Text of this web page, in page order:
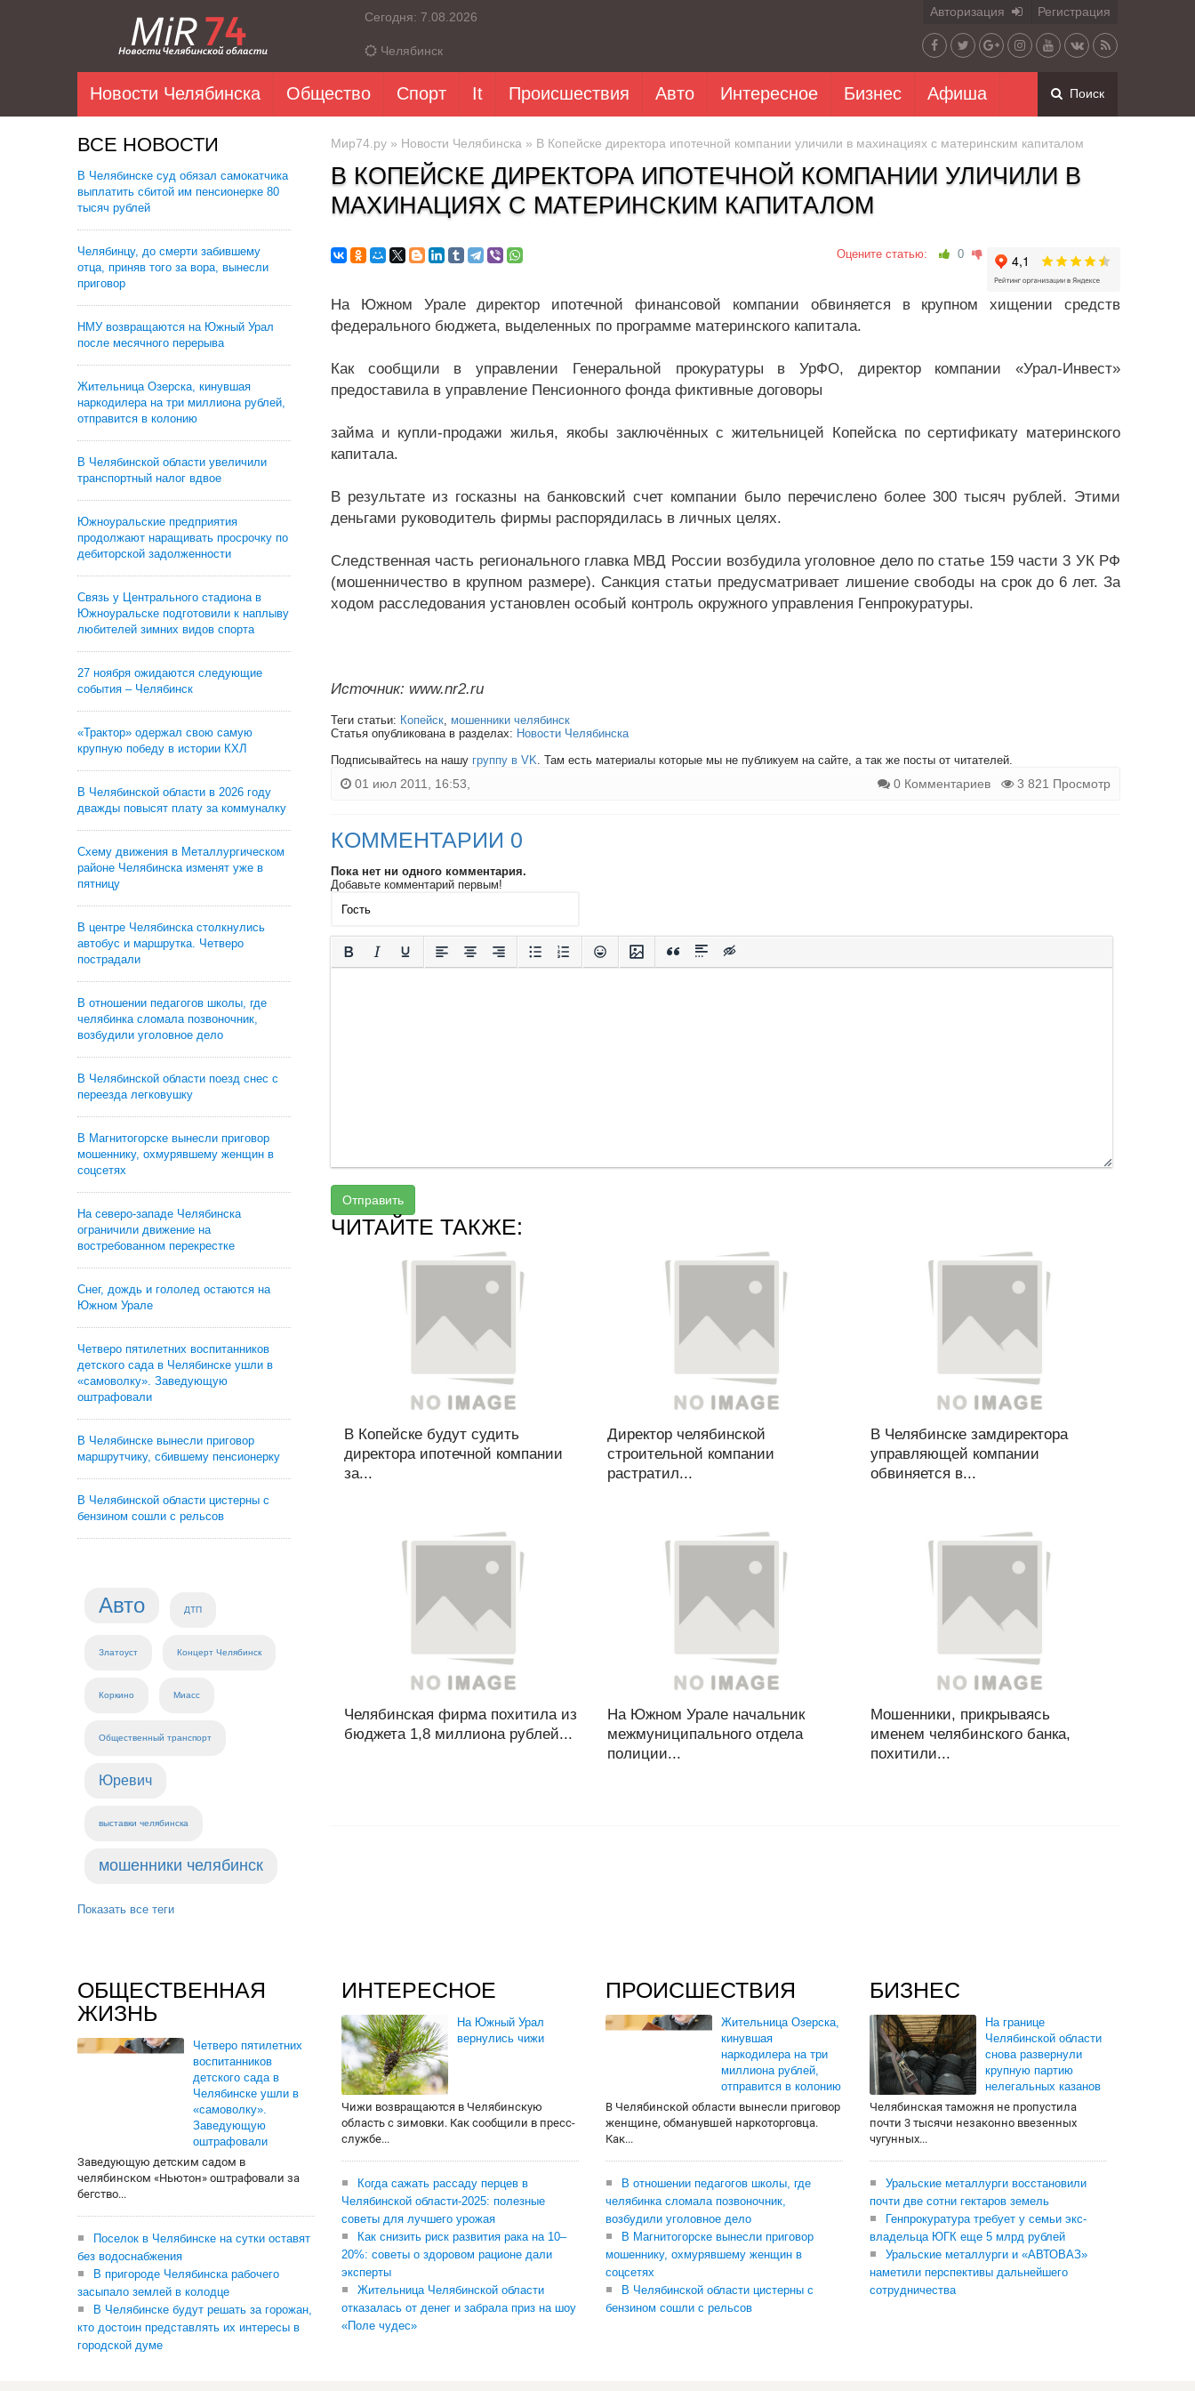
Сегодня: 7.08.2026
Челябинск
Авторизация Регистрация
Новости Челябинска Общество Спорт It Происшествия Авто Интересное Бизнес Афиша Поиск
ВСЕ НОВОСТИ
В Челябинске суд обязал самокатчика
выплатить сбитой им пенсионерке 80
тысяч рублей
Челябинцу, до смерти забившему
отца, приняв того за вора, вынесли
приговор
НМУ возвращаются на Южный Урал
после месячного перерыва
Жительница Озерска, кинувшая
наркодилера на три миллиона рублей,
отправится в колонию
В Челябинской области увеличили
транспортный налог вдвое
Южноуральские предприятия
продолжают наращивать просрочку по
дебиторской задолженности
Связь у Центрального стадиона в
Южноуральске подготовили к наплыву
любителей зимних видов спорта
27 ноября ожидаются следующие
события – Челябинск
«Трактор» одержал свою самую
крупную победу в истории КХЛ
В Челябинской области в 2026 году
дважды повысят плату за коммуналку
Схему движения в Металлургическом
районе Челябинска изменят уже в
пятницу
В центре Челябинска столкнулись
автобус и маршрутка. Четверо
пострадали
В отношении педагогов школы, где
челябинка сломала позвоночник,
возбудили уголовное дело
В Челябинской области поезд снес с
переезда легковушку
В Магнитогорске вынесли приговор
мошеннику, охмурявшему женщин в
соцсетях
На северо-западе Челябинска
ограничили движение на
востребованном перекрестке
Снег, дождь и гололед остаются на
Южном Урале
Четверо пятилетних воспитанников
детского сада в Челябинске ушли в
«самоволку». Заведующую
оштрафовали
В Челябинске вынесли приговор
маршрутчику, сбившему пенсионерку
В Челябинской области цистерны с
бензином сошли с рельсов
Авто ДТП
Златоуст Концерт Челябинск
Коркино Миасс
Общественный транспорт
Юревич
выставки челябинска
мошенники челябинск
Показать все теги
Мир74.ру » Новости Челябинска » В Копейске директора ипотечной компании уличили в махинациях с материнским капиталом
В КОПЕЙСКЕ ДИРЕКТОРА ИПОТЕЧНОЙ КОМПАНИИ УЛИЧИЛИ В
МАХИНАЦИЯХ С МАТЕРИНСКИМ КАПИТАЛОМ
Оцените статью: 0
На Южном Урале директор ипотечной финансовой компании обвиняется в крупном хищении средств
федерального бюджета, выделенных по программе материнского капитала.
Как сообщили в управлении Генеральной прокуратуры в УрФО, директор компании «Урал-Инвест»
предоставила в управление Пенсионного фонда фиктивные договоры
займа и купли-продажи жилья, якобы заключённых с жительницей Копейска по сертификату материнского
капитала.
В результате из госказны на банковский счет компании было перечислено более 300 тысяч рублей. Этими
деньгами руководитель фирмы распорядилась в личных целях.
Следственная часть регионального главка МВД России возбудила уголовное дело по статье 159 части 3 УК РФ
(мошенничество в крупном размере). Санкция статьи предусматривает лишение свободы на срок до 6 лет. За
ходом расследования установлен особый контроль окружного управления Генпрокуратуры.
Источник: www.nr2.ru
Теги статьи: Копейск, мошенники челябинск
Статья опубликована в разделах: Новости Челябинска
Подписывайтесь на нашу группу в VK. Там есть материалы которые мы не публикуем на сайте, а так же посты от читателей.
01 июл 2011, 16:53, 0 Комментариев 3 821 Просмотр
КОММЕНТАРИИ 0
Пока нет ни одного комментария.
Добавьте комментарий первым!
Отправить
ЧИТАЙТЕ ТАКЖЕ:
В Копейске будут судить
директора ипотечной компании
за...
Директор челябинской
строительной компании
растратил...
В Челябинске замдиректора
управляющей компании
обвиняется в...
Челябинская фирма похитила из
бюджета 1,8 миллиона рублей...
На Южном Урале начальник
межмуниципального отдела
полиции...
Мошенники, прикрываясь
именем челябинского банка,
похитили...
ОБЩЕСТВЕННАЯ
ЖИЗНЬ
Четверо пятилетних
воспитанников
детского сада в
Челябинске ушли в
«самоволку».
Заведующую
оштрафовали
Заведующую детским садом в
челябинском «Ньютон» оштрафовали за
бегство...
Поселок в Челябинске на сутки оставят
без водоснабжения
В пригороде Челябинска рабочего
засыпало землей в колодце
В Челябинске будут решать за горожан,
кто достоин представлять их интересы в
городской думе
ИНТЕРЕСНОЕ
На Южный Урал
вернулись чижи
Чижи возвращаются в Челябинскую
область с зимовки. Как сообщили в пресс-
службе...
Когда сажать рассаду перцев в
Челябинской области-2025: полезные
советы для лучшего урожая
Как снизить риск развития рака на 10–
20%: советы о здоровом рационе дали
эксперты
Жительница Челябинской области
отказалась от денег и забрала приз на шоу
«Поле чудес»
ПРОИСШЕСТВИЯ
Жительница Озерска,
кинувшая
наркодилера на три
миллиона рублей,
отправится в колонию
В Челябинской области вынесли приговор
женщине, обманувшей наркоторговца.
Как...
В отношении педагогов школы, где
челябинка сломала позвоночник,
возбудили уголовное дело
В Магнитогорске вынесли приговор
мошеннику, охмурявшему женщин в
соцсетях
В Челябинской области цистерны с
бензином сошли с рельсов
БИЗНЕС
На границе
Челябинской области
снова развернули
крупную партию
нелегальных казанов
Челябинская таможня не пропустила
почти 3 тысячи незаконно ввезенных
чугунных...
Уральские металлурги восстановили
почти две сотни гектаров земель
Генпрокуратура требует у семьи экс-
владельца ЮГК еще 5 млрд рублей
Уральские металлурги и «АВТОВАЗ»
наметили перспективы дальнейшего
сотрудничества